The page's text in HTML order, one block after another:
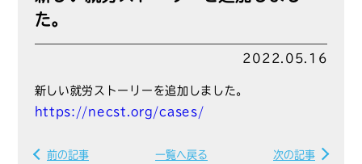
た。
2022.05.16
新しい就労ストーリーを追加しました。
https://necst.org/cases/
前の記事 一覧へ戻る 次の記事